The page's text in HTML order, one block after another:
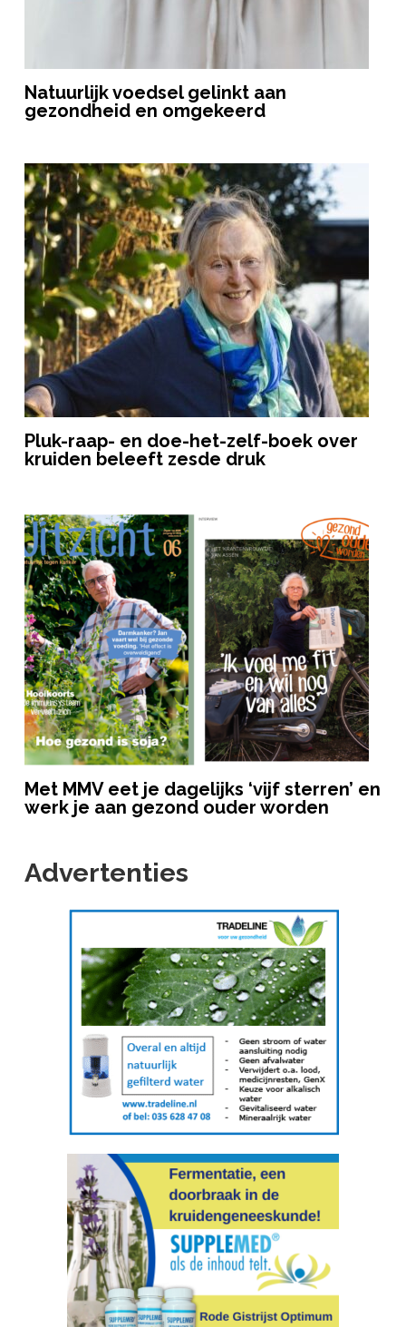
Natuurlijk voedsel gelinkt aan
gezondheid en omgekeerd
Pluk-raap- en doe-het-zelf-boek over
kruiden beleeft zesde druk
Met MMV eet je dagelijks ‘vijf sterren’ en
werk je aan gezond ouder worden
Advertenties